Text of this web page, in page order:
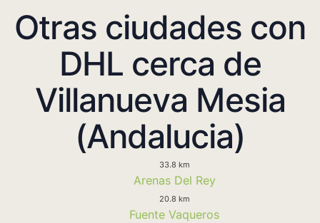
Otras ciudades con
DHL cerca de
Villanueva Mesia
(Andalucia)
33.8 km
Arenas Del Rey
20.8 km
Fuente Vaqueros